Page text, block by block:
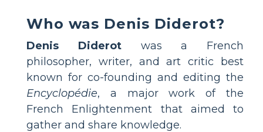
Who was Denis Diderot?
Denis Diderotwas a French
philosopher, writer, and art critic best
known for co-founding and editing the
Encyclopédie, a major work of the
French Enlightenment that aimed to
gather and share knowledge.